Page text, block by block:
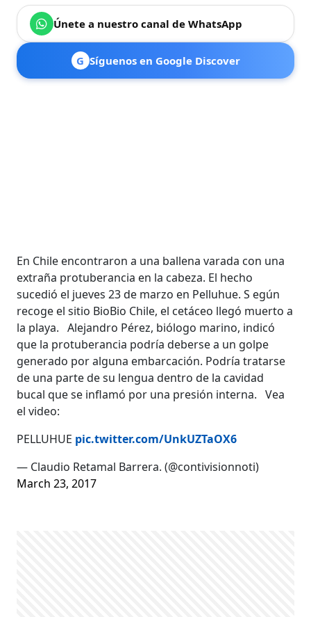
Únete a nuestro canal de WhatsApp
G Síguenos en Google Discover
En Chile encontraron a una ballena varada con una
extraña protuberancia en la cabeza. El hecho
sucedió el jueves 23 de marzo en Pelluhue. S egún
recoge el sitio BioBio Chile, el cetáceo llegó muerto a
la playa. Alejandro Pérez, biólogo marino, indicó
que la protuberancia podría deberse a un golpe
generado por alguna embarcación. Podría tratarse
de una parte de su lengua dentro de la cavidad
bucal que se inflamó por una presión interna. Vea
el video:
PELLUHUE pic.twitter.com/UnkUZTaOX6
— Claudio Retamal Barrera. (@contivisionnoti)
March 23, 2017